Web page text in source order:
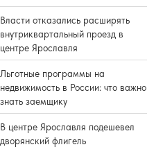
Власти отказались расширять
внутриквартальный проезд в
центре Ярославля
Льготные программы на
недвижимость в России: что важно
знать заемщику
В центре Ярославля подешевел
дворянский флигель